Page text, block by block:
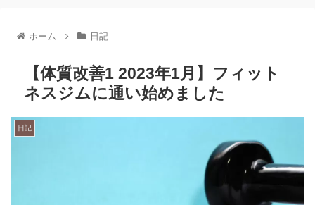
ホーム 日記
【体質改善1 2023年1月】フィット
ネスジムに通い始めました
日記